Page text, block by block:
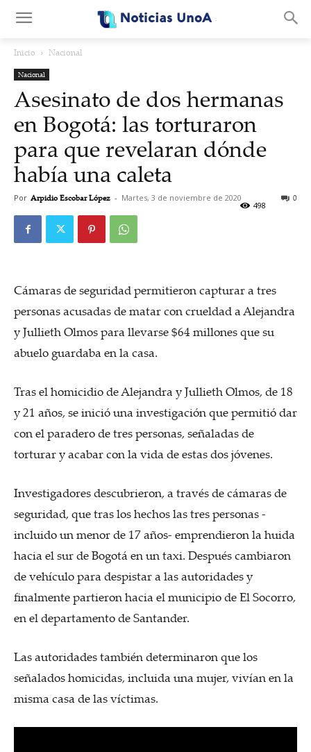
Inicio Nacional
Nacional
Asesinato de dos hermanas
en Bogotá: las torturaron
para que revelaran dónde
había una caleta
Por Arpidio Escobar López - Martes, 3 de noviembre de 2020 0
498
Cámaras de seguridad permitieron capturar a tres
personas acusadas de matar con crueldad a Alejandra
y Jullieth Olmos para llevarse $64 millones que su
abuelo guardaba en la casa.
Tras el homicidio de Alejandra y Jullieth Olmos, de 18
y 21 años, se inició una investigación que permitió dar
con el paradero de tres personas, señaladas de
torturar y acabar con la vida de estas dos jóvenes.
Investigadores descubrieron, a través de cámaras de
seguridad, que tras los hechos las tres personas -
incluido un menor de 17 años- emprendieron la huida
hacia el sur de Bogotá en un taxi. Después cambiaron
de vehículo para despistar a las autoridades y
finalmente partieron hacia el municipio de El Socorro,
en el departamento de Santander.
Las autoridades también determinaron que los
señalados homicidas, incluida una mujer, vivían en la
misma casa de las víctimas.